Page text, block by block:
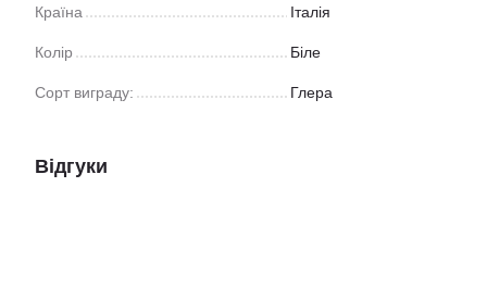
Країна Італія
Колір Біле
Сорт виграду: Глера
Відгуки